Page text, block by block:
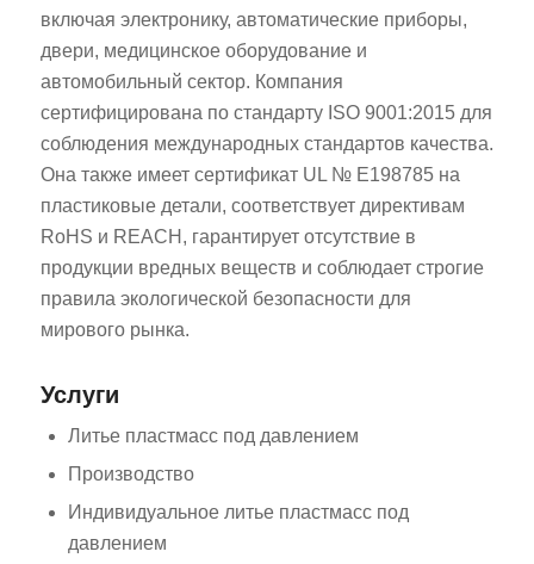
включая электронику, автоматические приборы,
двери, медицинское оборудование и
автомобильный сектор. Компания
сертифицирована по стандарту ISO 9001:2015 для
соблюдения международных стандартов качества.
Она также имеет сертификат UL № E198785 на
пластиковые детали, соответствует директивам
RoHS и REACH, гарантирует отсутствие в
продукции вредных веществ и соблюдает строгие
правила экологической безопасности для
мирового рынка.
Услуги
Литье пластмасс под давлением
Производство
Индивидуальное литье пластмасс под
давлением